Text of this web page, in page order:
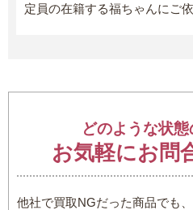
定員の在籍する福ちゃんにご依
どのような状
お気軽にお問
他社で買取NGだった商品でも、